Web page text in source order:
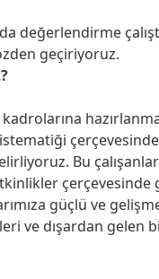
değerlendirme
geçiriyoruz.
Bu
çerçevesinde
güçlü ve
ve dışardan gelen